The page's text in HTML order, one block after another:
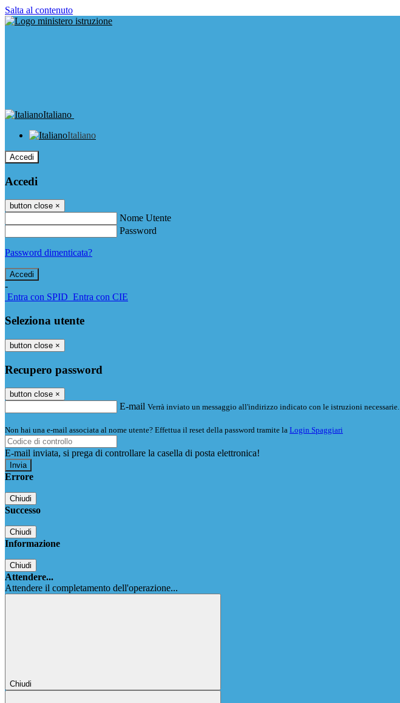
Salta al contenuto
Italiano
Italiano
Accedi
Accedi
button close ×
Nome Utente
Password
Password dimenticata?
-
Entra con SPID Entra con CIE
Seleziona utente
button close ×
Recupero password
button close ×
E-mail Verrà inviato un messaggio all'indirizzo indicato con le istruzioni necessarie.
Non hai una e-mail associata al nome utente? Effettua il reset della password tramite la Login Spaggiari
E-mail inviata, si prega di controllare la casella di posta elettronica!
Errore
Chiudi
Successo
Chiudi
Informazione
Chiudi
Attendere...
Attendere il completamento dell'operazione...
Chiudi